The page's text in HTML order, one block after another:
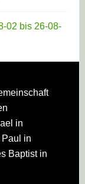
02 bis 26-08-
in
in
Baptist in